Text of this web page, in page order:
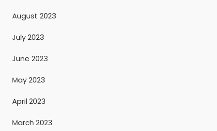
August 2023
July 2023
June 2023
May 2023
April 2023
March 2023